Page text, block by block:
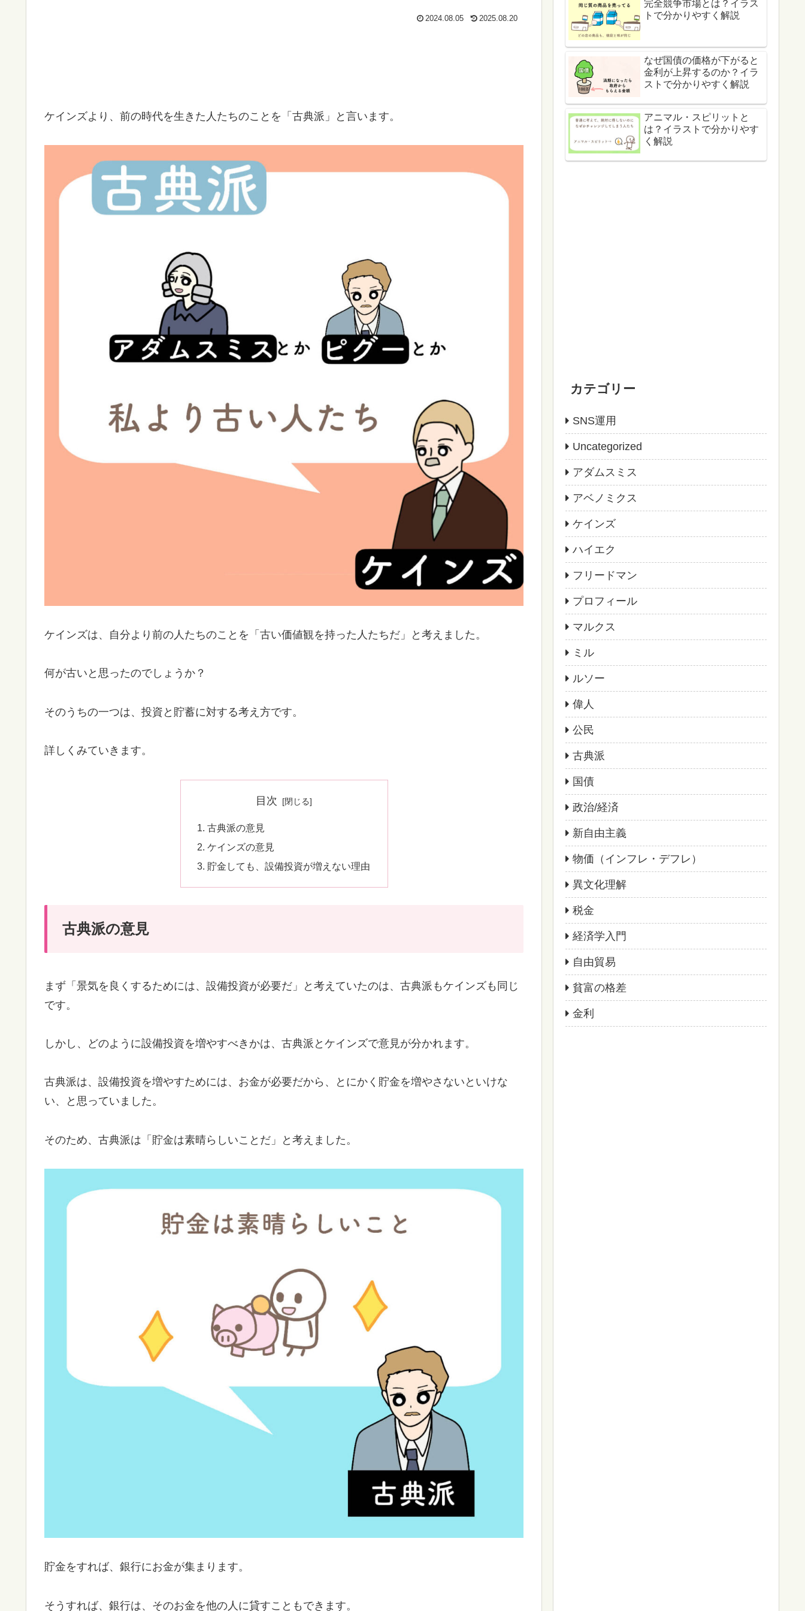
2024.08.05 2025.08.20
ケインズより、前の時代を生きた人たちのことを「古典派」と言います。
ケインズは、自分より前の人たちのことを「古い価値観を持った人たちだ」と考えました。
何が古いと思ったのでしょうか？
そのうちの一つは、投資と貯蓄に対する考え方です。
詳しくみていきます。
目次
古典派の意見
ケインズの意見
貯金しても、設備投資が増えない理由
古典派の意見
まず「景気を良くするためには、設備投資が必要だ」と考えていたのは、古典派もケインズも同じ
です。
しかし、どのように設備投資を増やすべきかは、古典派とケインズで意見が分かれます。
古典派は、設備投資を増やすためには、お金が必要だから、とにかく貯金を増やさないといけな
い、と思っていました。
そのため、古典派は「貯金は素晴らしいことだ」と考えました。
貯金をすれば、銀行にお金が集まります。
そうすれば、銀行は、そのお金を他の人に貸すこともできます。
完全競争市場とは？イラス
トで分かりやすく解説
なぜ国債の価格が下がると
金利が上昇するのか？イラ
ストで分かりやすく解説
アニマル・スピリットと
は？イラストで分かりやす
く解説
カテゴリー
SNS運用
Uncategorized
アダムスミス
アベノミクス
ケインズ
ハイエク
フリードマン
プロフィール
マルクス
ミル
ルソー
偉人
公民
古典派
国債
政治/経済
新自由主義
物価（インフレ・デフレ）
異文化理解
税金
経済学入門
自由貿易
貧富の格差
金利